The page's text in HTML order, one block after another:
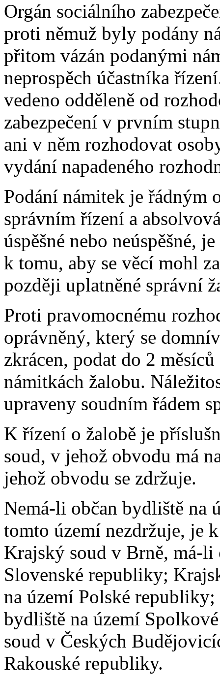
Orgán sociálního
proti němuž byly podány
přitom vázán podanými
neprospěch účastníka
vedeno odděleně od
zabezpečení v prvním
ani v něm rozhodovat
vydání napadeného
Podání námitek je řádným
správním řízení a
úspěšné nebo neúspěšné,
k tomu, aby se věcí mohl
později uplatněné správní
Proti pravomocnému
oprávněný, který se
zkrácen, podat do 2
námitkách žalobu.
upraveny soudním řádem
K řízení o žalobě je
soud, v jehož obvodu má
jehož obvodu se zdržuje.
Nemá-li občan bydliště na
tomto území nezdržuje, je
Krajský soud v Brně, má-li
Slovenské republiky;
na území Polské
bydliště na území
soud v Českých
Rakouské republiky.